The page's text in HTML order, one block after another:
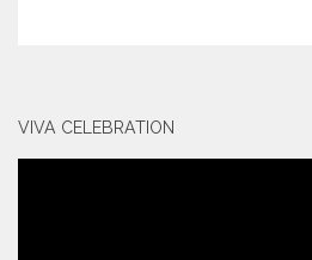
VIVA CELEBRATION